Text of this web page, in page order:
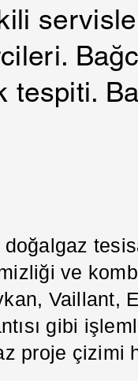
tespiti.
ve
Vaillant,
gibi
proje çizimi